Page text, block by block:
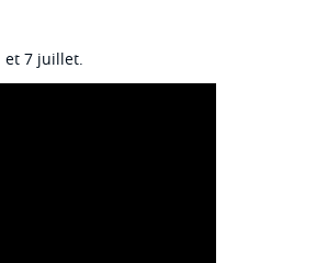
et 7 juillet.